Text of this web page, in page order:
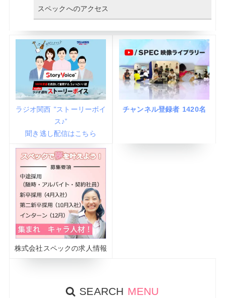
スペックへのアクセス
ラジオ関西 "ストーリーボイ
ス♪”
聞き逃し配信はこちら
チャンネル登録者 1420名
株式会社スペックの求人情報
SEARCH MENU